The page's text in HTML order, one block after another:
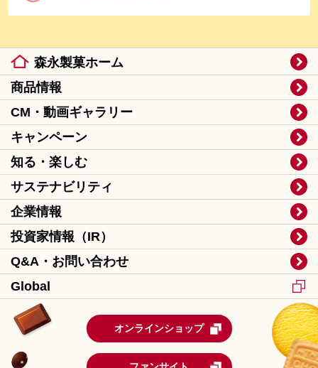
森永製菓ホーム
商品情報
CM・動画ギャラリー
キャンペーン
知る・楽しむ
サステナビリティ
企業情報
投資家情報（IR）
Q&A・お問い合わせ
Global
オンラインショップ